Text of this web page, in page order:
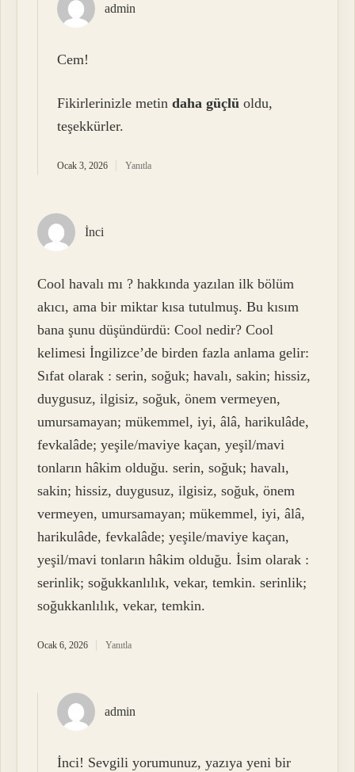
admin
Cem!
Fikirlerinizle metindaha güçlü oldu,
teşekkürler.
Ocak 3, 2026 Yanıtla
İnci
Cool havalı mı ? hakkında yazılan ilk bölüm
akıcı, ama bir miktar kısa tutulmuş. Bu kısım
bana şunu düşündürdü: Cool nedir? Cool
kelimesi İngilizce’de birden fazla anlama gelir:
Sıfat olarak : serin, soğuk; havalı, sakin; hissiz,
duygusuz, ilgisiz, soğuk, önem vermeyen,
umursamayan; mükemmel, iyi, âlâ, harikulâde,
fevkalâde; yeşile/maviye kaçan, yeşil/mavi
tonların hâkim olduğu. serin, soğuk; havalı,
sakin; hissiz, duygusuz, ilgisiz, soğuk, önem
vermeyen, umursamayan; mükemmel, iyi, âlâ,
harikulâde, fevkalâde; yeşile/maviye kaçan,
yeşil/mavi tonların hâkim olduğu. İsim olarak :
serinlik; soğukkanlılık, vekar, temkin. serinlik;
soğukkanlılık, vekar, temkin.
Ocak 6, 2026 Yanıtla
admin
İnci! Sevgili yorumunuz, yazıya yeni bir